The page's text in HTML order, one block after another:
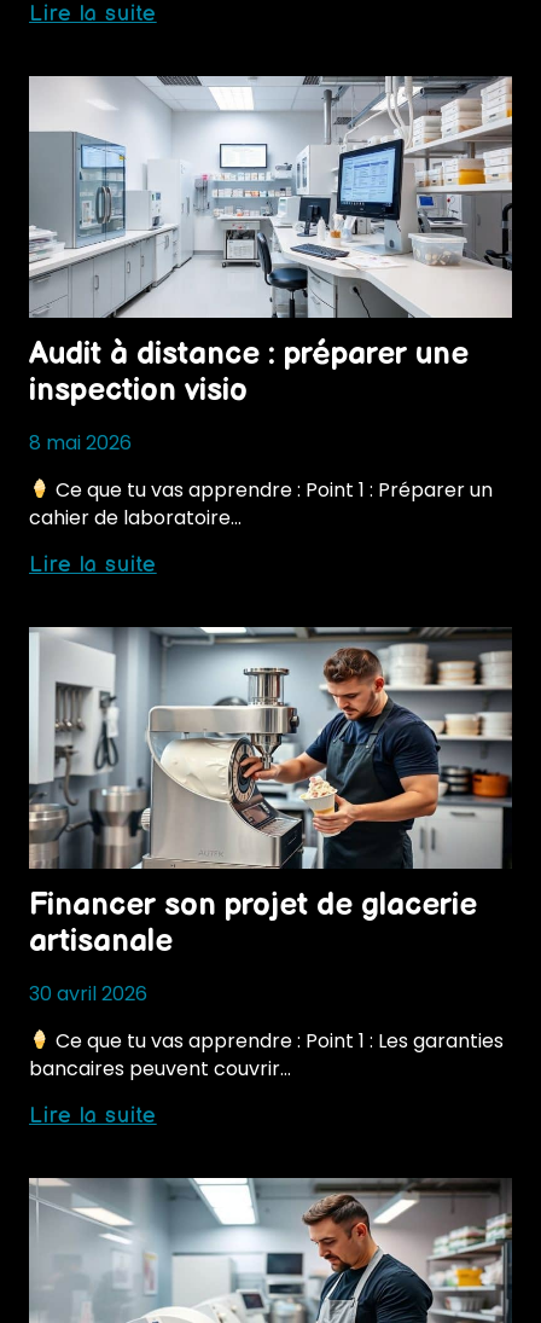
Lire la suite
un
glacier
artisan
Audit à distance : préparer une
inspection visio
8 mai 2026
Ce que tu vas apprendre : Point 1 : Préparer un
cahier de laboratoire…
Lire la suite
:
préparer
une
inspection
visio
Financer son projet de glacerie
artisanale
30 avril 2026
Ce que tu vas apprendre : Point 1 : Les garanties
bancaires peuvent couvrir…
Lire la suite
de
glacerie
artisanale